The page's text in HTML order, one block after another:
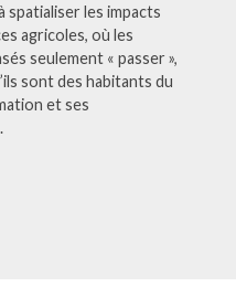
les impacts
agricoles, où les
seulement « passer »,
sont des habitants du
et ses